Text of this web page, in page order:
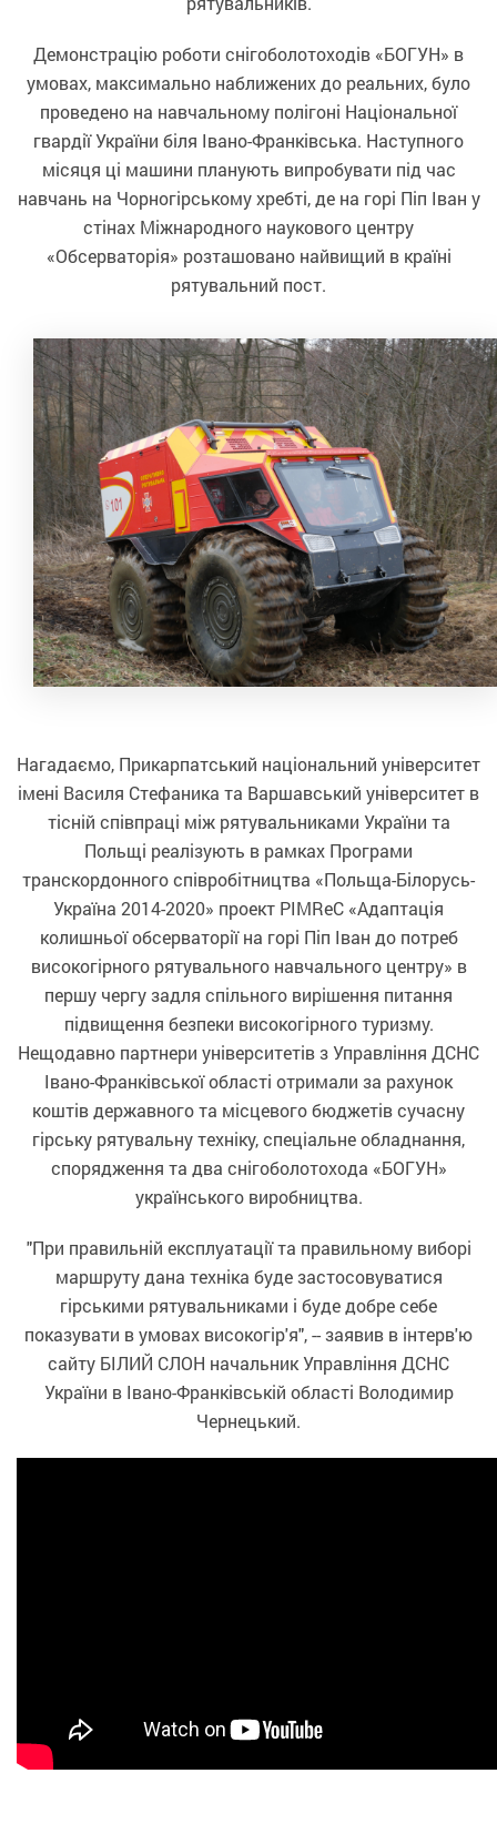
Демонстрацію роботи снігоболотоходів «БОГУН» в
умовах, максимально наближених до реальних, було
проведено на навчальному полігоні Національної
гвардії України біля Івано-Франківська. Наступного
місяця ці машини планують випробувати під час
навчань на Чорногірському хребті, де на горі Піп Іван у
стінах Міжнародного наукового центру
«Обсерваторія» розташовано найвищий в країні
рятувальний пост.
Нагадаємо, Прикарпатський національний університет
імені Василя Стефаника та Варшавський університет в
тісній співпраці між рятувальниками України та
Польщі реалізують в рамках Програми
транскордонного співробітництва «Польща-Білорусь-
Україна 2014-2020» проект PIMReC «Адаптація
колишньої обсерваторії на горі Піп Іван до потреб
високогірного рятувального навчального центру» в
першу чергу задля спільного вирішення питання
підвищення безпеки високогірного туризму.
Нещодавно партнери університетів з Управління ДСНС
Івано-Франківської області отримали за рахунок
коштів державного та місцевого бюджетів сучасну
гірську рятувальну техніку, спеціальне обладнання,
спорядження та два снігоболотохода «БОГУН»
українського виробництва.
"При правильній експлуатації та правильному виборі
маршруту дана техніка буде застосовуватися
гірськими рятувальниками і буде добре себе
показувати в умовах високогір'я", -- заявив в інтерв'ю
сайту БІЛИЙ СЛОН начальник Управління ДСНС
України в Івано-Франківській області Володимир
Чернецький.